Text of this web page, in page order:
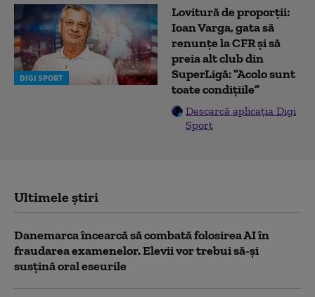
DIGI SPORT
Lovitură de proporții:
Ioan Varga, gata să
renunțe la CFR și să
preia alt club din
SuperLigă: ”Acolo sunt
toate condițiile”
Descarcă aplicația Digi
Sport
Ultimele știri
Danemarca încearcă să combată folosirea AI în
fraudarea examenelor. Elevii vor trebui să-şi
susţină oral eseurile